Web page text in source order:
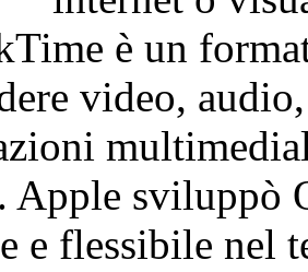
è un
video,
Apple sviluppò
e flessibile nel